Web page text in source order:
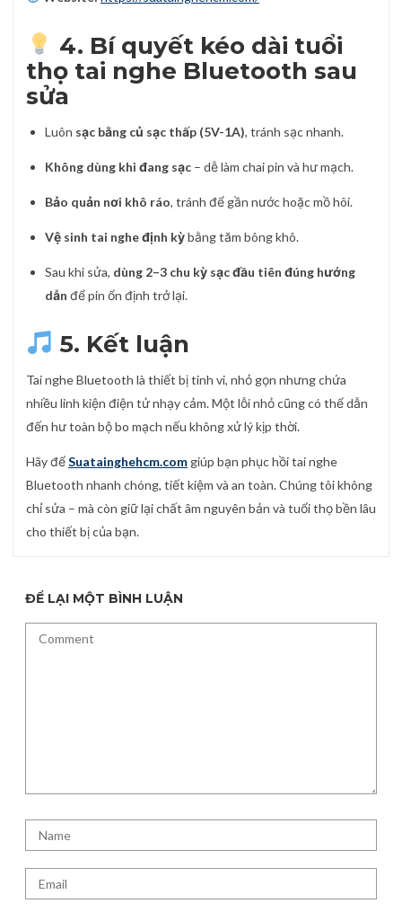
4. Bí quyết kéo dài tuổi
thọ tai nghe Bluetooth sau
sửa
Luôn sạc bằng củ sạc thấp (5V-1A), tránh sạc nhanh.
Không dùng khi đang sạc – dễ làm chai pin và hư mạch.
Bảo quản nơi khô ráo, tránh để gần nước hoặc mồ hôi.
Vệ sinh tai nghe định kỳbằng tăm bông khô.
Sau khi sửa, dùng 2–3 chu kỳ sạc đầu tiên đúng hướng
dẫn để pin ổn định trở lại.
5. Kết luận
Tai nghe Bluetooth là thiết bị tinh vi, nhỏ gọn nhưng chứa
nhiều linh kiện điện tử nhạy cảm. Một lỗi nhỏ cũng có thể dẫn
đến hư toàn bộ bo mạch nếu không xử lý kịp thời.
Hãy đểSuatainghehcm.com giúp bạn phục hồi tai nghe
Bluetooth nhanh chóng, tiết kiệm và an toàn. Chúng tôi không
chỉ sửa – mà còn giữ lại chất âm nguyên bản và tuổi thọ bền lâu
cho thiết bị của bạn.
ĐỂ LẠI MỘT BÌNH LUẬN